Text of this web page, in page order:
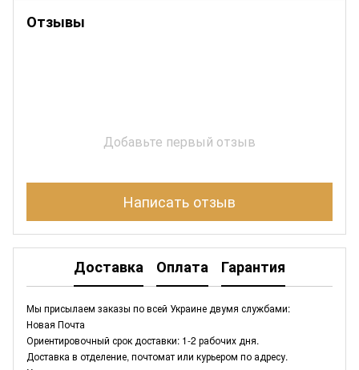
Отзывы
Добавьте первый отзыв
Написать отзыв
Доставка Оплата Гарантия
Мы присылаем заказы по всей Украине двумя службами:
Новая Почта
Ориентировочный срок доставки: 1-2 рабочих дня.
Доставка в отделение, почтомат или курьером по адресу.